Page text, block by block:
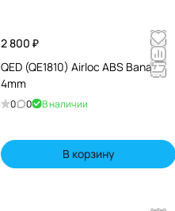
2 800 ₽
QED (QE1810) Airloc ABS Banana
4mm
0 0 В наличии
В корзину